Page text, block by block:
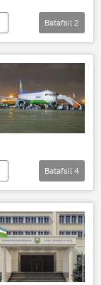
Batafsil 2
Batafsil 4